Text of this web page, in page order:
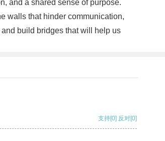
and a shared sense of purpose.
walls that hinder communication,
build bridges that will help us
支持[0] 反对[0]